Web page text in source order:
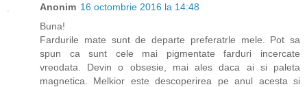
Anonim 16 octombrie 2016 la 14:48
Buna!
Fardurile mate sunt de departe preferatrle mele. Pot sa
spun ca sunt cele mai pigmentate farduri incercate
vreodata. Devin o obsesie, mai ales daca ai si paleta
magnetica. Melkior este descoperirea pe anul acesta si